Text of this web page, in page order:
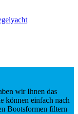
wir Ihnen das
können einfach nach
Bootsformen filtern